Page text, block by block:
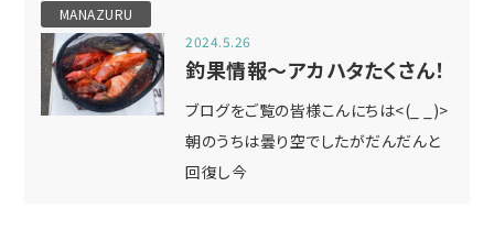
MANAZURU
2024.5.26
釣果情報～アカハタたくさん！
ブログをご覧の皆様こんにちは<(_ _)>
朝のうちは曇り空でしたがだんだんと
回復し今